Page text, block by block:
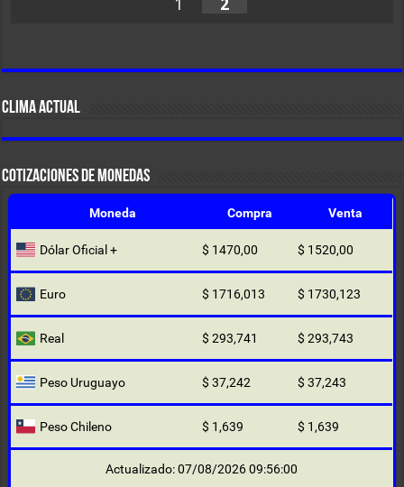
1 2
CLIMA ACTUAL
COTIZACIONES DE MONEDAS
Moneda Compra Venta
Dólar Oficial + $ 1470,00 $ 1520,00
Euro $ 1716,013 $ 1730,123
Real $ 293,741 $ 293,743
Peso Uruguayo $ 37,242 $ 37,243
Peso Chileno $ 1,639 $ 1,639
Actualizado: 07/08/2026 09:56:00